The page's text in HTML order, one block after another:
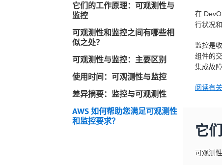
它们的工作原理：可观测性与
监控
可观测性和监控之间有哪些相
似之处？
可观测性与监控：主要区别
使用时间：可观测性与监控
差异摘要：监控与可观测性
AWS 如何帮助您满足可观测性
和监控要求？
在
行状况
监控是
组件的
集成故
阅读有
它
可观测